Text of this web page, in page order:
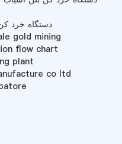
دستگاه خرد
gold mining
flow chart
plant
co ltd